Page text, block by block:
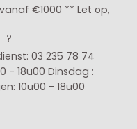
€1000 ** Let op,
03 235 78 74
- 18u00 Dinsdag :
10u00 - 18u00